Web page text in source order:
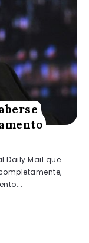
Daily Mail que